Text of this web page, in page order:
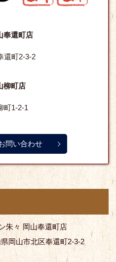
奉還町店
還町2-3-2
柳町店
町1-2-1
問い合わせ
朱々 岡山奉還町店
岡山市北区奉還町2-3-2